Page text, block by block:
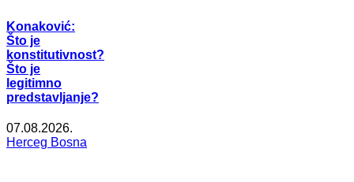
Konaković:
Što je
konstitutivnost?
Što je
legitimno
predstavljanje?
07.08.2026.
Herceg Bosna